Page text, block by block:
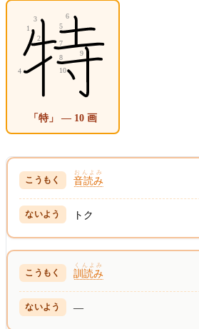
「特」 — 10 画
音読み
おんよみ
トク
訓読み
くんよみ
—